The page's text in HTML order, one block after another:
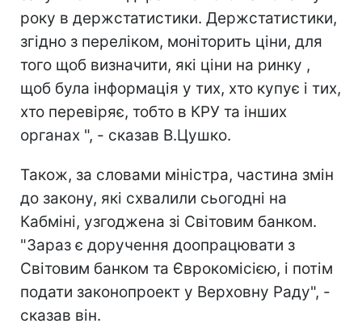
року в держстатистики. Держстатистики,
згідно з переліком, моніторить ціни, для
того щоб визначити, які ціни на ринку ,
щоб була інформація у тих, хто купує і тих,
хто перевіряє, тобто в КРУ та інших
органах ", - сказав В.Цушко.
Також, за словами міністра, частина змін
до закону, які схвалили сьогодні на
Кабміні, узгоджена зі Світовим банком.
"Зараз є доручення доопрацювати з
Світовим банком та Єврокомісією, і потім
подати законопроект у Верховну Раду", -
сказав він.